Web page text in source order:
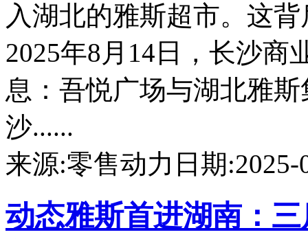
入湖北的雅斯超市。这
2025年8月14日，长沙商
息：吾悦广场与湖北雅
沙......
来源:零售动力 日期
动态雅斯首进湖南：